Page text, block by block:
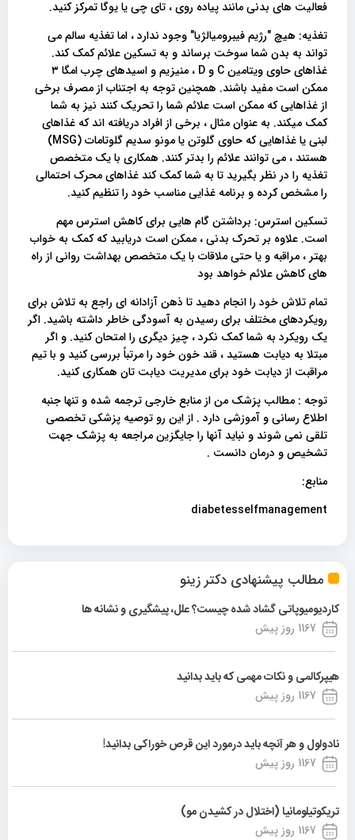
مطالب پیشنهادی دکتر زینو
کاردیومیوپاتی گشاد شده چیست؟ علل، پیشگیری و نشانه ها
1167 روز پیش
هیپرکالمی و نکات مهمی که باید بدانید
1167 روز پیش
نادولول و هر آنچه باید درمورد این قرص خوراکی بدانید!
1167 روز پیش
تریکوتیلومانیا (اختلال در کشیدن مو)
1167 روز پیش
فعالیت های بدنی مانند پیاده روی ، تای چی یا یوگا تمرکز کنید.
تغذیه: هیچ "رژیم فیبرومیالژیا" وجود ندارد ، اما تغذیه سالم می
تواند به بدن شما سوخت برساند و به تسکین علائم کمک کند.
غذاهای حاوی ویتامین C و D ، منیزیم و اسیدهای چرب امگا ۳
ممکن است مفید باشند. همچنین توجه به اجتناب از مصرف برخی
از غذاهایی که ممکن است علائم شما را تحریک کنند نیز به شما
کمک میکند. به عنوان مثال ، برخی از افراد دریافته اند که غذاهای
لبنی یا غذاهایی که حاوی گلوتن یا مونو سدیم گلوتامات (MSG)
هستند ، می توانند علائم را بدتر کنند. همکاری با یک متخصص
تغذیه را در نظر بگیرید تا به شما کمک کند غذاهای محرک احتمالی
را مشخص کرده و برنامه غذایی مناسب خود را تنظیم کنید.
تسکین استرس: برداشتن گام هایی برای کاهش استرس مهم
است. علاوه بر تحرک بدنی ، ممکن است دریابید که کمک به خواب
بهتر ، مراقبه و یا حتی ملاقات با یک متخصص بهداشت روانی از راه
های کاهش علائم خواهد بود
تمام تلاش خود را انجام دهید تا ذهن آزادانه ای راجع به تلاش برای
رویکردهای مختلف برای رسیدن به آسودگی خاطر داشته باشید. اگر
یک رویکرد به شما کمک نکرد ، چیز دیگری را امتحان کنید. و اگر
مبتلا به دیابت هستید ، قند خون خود را مرتباً بررسی کنید و با تیم
مراقبت از دیابت خود برای مدیریت دیابت تان همکاری کنید.
توجه : مطالب پزشک من از منابع خارجی ترجمه شده و تنها جنبه
اطلاع رسانی و آموزشی دارد . از این رو توصیه پزشکی تخصصی
تلقی نمی شوند و نباید آنها را جایگزین مراجعه به پزشک جهت
تشخیص و درمان دانست .
منابع:
diabetesselfmanagement